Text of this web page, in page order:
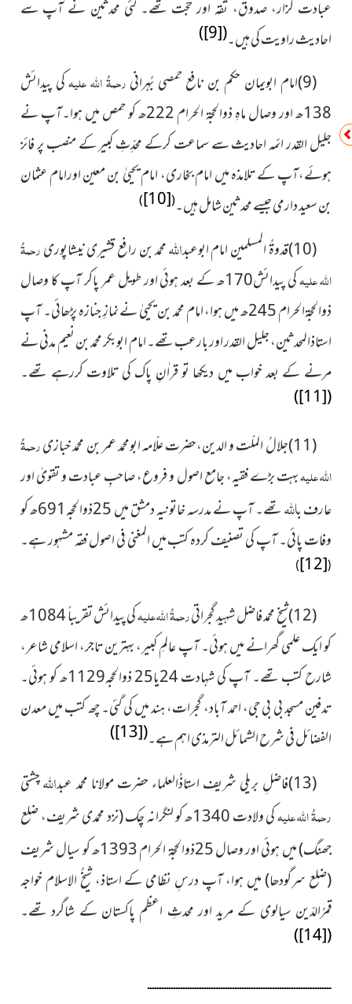
عبادت گُزار، صدوق، ثقہ اور حجّت تھے۔ کئی محدثین نے آپ سے
احادیث راویت کی ہیں۔(
[9]
)
(9)امام ابویمان حکم بن نافع حِمصی بُہرانی رحمۃُ اللہ علیہکی پیدائش
138ھ اور وصال ماہِ ذوالحجۃ الحرام 222ھ کو حِمص میں ہوا۔آپ نے
جلیل القدر ائمہ احادیث سے سماعت کرکے محدِّثِ کبیر کے منصب پر فائز
ہوئے،آپ کے تلامذہ میں امام بخاری، امام یحییٰ بن معین اورامام عثمان
بن سعید دارمی جیسے محدثین شامل ہیں۔(
[10]
)
(10)قدوۃُ المسلمین امام ابوعبد اللہمحمد بن رافع قشیری نیشاپوریرحمۃُ
اللہ علیہ
کی پیدائش170ھ کے بعد ہوئی اور طویل عمر پاکر آپ کا وصال
ذوالحجۃالحرام 245ھ میں ہوا، امام محمد بن یحییٰ نے نمازِ جنازہ پڑھائی۔ آپ
استاذالمحدثین، جلیل القدر اور بارعب تھے۔ امام ابوبکر محمد بن نعیم مدنی نے
مرنے کے بعد خواب میں دیکھا تو قراٰنِ پاک کی تلاوت کررہے تھے۔
(
[11]
)
(11)جلالُ الملّت و الدین،حضرت علّامہ ابومحمد عمر بن محمد خبازی
رحمۃُ
اللہ علیہبہت بڑے فقیہ، جامع اصول و فروع، صاحبِ عبادت و تقویٰ اور
عارف باللہتھے۔ آپ نے مدرسہ خاتونیہ دمشق میں25
ذوالحجہ691ھ کو
وفات پائی۔ آپ کی تصنیف کردہ کتب میں المغنی فی اصول فقہ مشہور ہے۔
(
[12]
)
(12)شیخ محمد فاضل شہید گجراتی رحمۃُ اللہ علیہ
کی پیدائش تقریباً 1084ھ
کو ایک علمی گھرانے میں ہوئی۔ آپ عالمِ کبیر، بہترین تاجر، اسلامی شاعر،
شارح کتب تھے۔ آپ کی شہادت 24یا25 ذوالحجہ1129ھ کو ہوئی۔
تدفین مسجد بی بی جی، احمد آباد، گجرات، ہند میں کی گئی۔ چھ کتب میں معدن
الفضائل فی شرح الشمائل الترمذی اہم ہے۔(
[13]
)
(13)فاضلِ بریلی شریف استاذُالعلماء حضرت مولانا محمد عبد
اللہچشتی
رحمۃُ اللہ علیہکی ولادت1340ھ کو لنگرانہ چک (نزد محمدی شریف، ضلع
جھنگ) میں ہوئی اور وصال25ذوالحجۃ الحرام1393ھ کو سیال شریف
(ضلع سرگودھا) میں ہوا، آپ درسِ نظامی کے استاذ، شیخُ الاسلام خواجہ
قمرُالدّین سیالوی کے مرید اور محدثِ اعظم پاکستان کے شاگرد تھے۔
(
[14]
)
ــــــــــــــــــــــــــــــــــــــــــــــــــــــــــــــــــــــــــــــ